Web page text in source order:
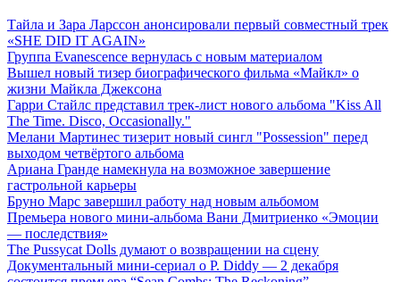
Тайла и Зара Ларссон анонсировали первый совместный трек
«SHE DID IT AGAIN»
Группа Evanescence вернулась с новым материалом
Вышел новый тизер биографического фильма «Майкл» о
жизни Майкла Джексона
Гарри Стайлс представил трек-лист нового альбома "Kiss All
The Time. Disco, Occasionally."
Мелани Мартинес тизерит новый сингл "Possession" перед
выходом четвёртого альбома
Ариана Гранде намекнула на возможное завершение
гастрольной карьеры
Бруно Марс завершил работу над новым альбомом
Премьера нового мини-альбома Вани Дмитриенко «Эмоции
— последствия»
The Pussycat Dolls думают о возвращении на сцену
Документальный мини-сериал о P. Diddy — 2 декабря